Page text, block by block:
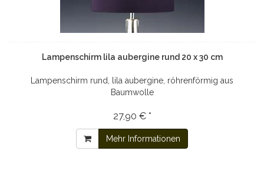
Lampenschirm lila aubergine rund 20 x 30 cm
Lampenschirm rund, lila aubergine, röhrenförmig aus
Baumwolle
27,90 € *
Mehr Informationen